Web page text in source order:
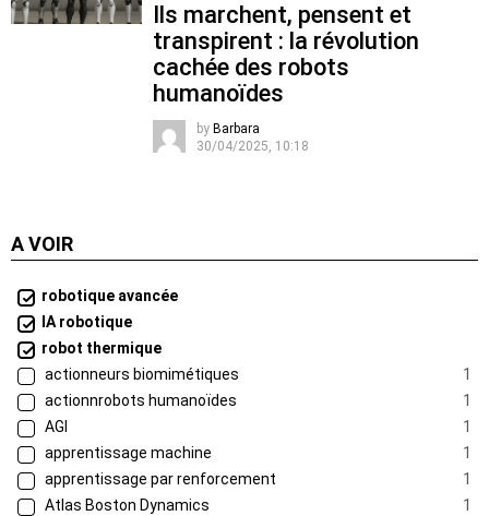
Ils marchent, pensent et
transpirent : la révolution
cachée des robots
humanoïdes
by Barbara
30/04/2025, 10:18
A VOIR
robotique avancée
IA robotique
robot thermique
actionneurs biomimétiques
1
actionnrobots humanoïdes
1
AGI
1
apprentissage machine
1
apprentissage par renforcement
1
Atlas Boston Dynamics
1